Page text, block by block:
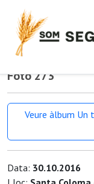
Foto 273
Veure àlbum Un
Data: 30.10.2016